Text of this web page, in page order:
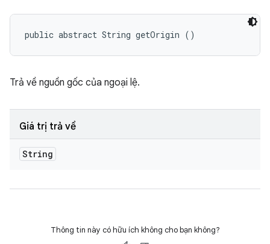
public abstract String getOrigin ()
Trả về nguồn gốc của ngoại lệ.
Giá trị trả về
String
Thông tin này có hữu ích không cho bạn không?